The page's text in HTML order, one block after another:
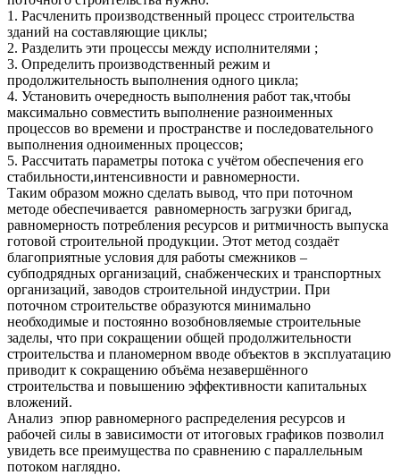
1. Расчленить производственный процесс строительства
зданий на составляющие циклы;
2. Разделить эти процессы между исполнителями ;
3. Определить производственный режим и
продолжительность выполнения одного цикла;
4. Установить очередность выполнения работ так,чтобы
максимально совместить выполнение разноименных
процессов во времени и пространстве и последовательного
выполнения одноименных процессов;
5. Рассчитать параметры потока с учётом обеспечения его
стабильности,интенсивности и равномерности.
Таким образом можно сделать вывод, что при поточном
методе обеспечивается равномерность загрузки бригад,
равномерность потребления ресурсов и ритмичность выпуска
готовой строительной продукции. Этот метод создаёт
благоприятные условия для работы смежников –
субподрядных организаций, снабженческих и транспортных
организаций, заводов строительной индустрии. При
поточном строительстве образуются минимально
необходимые и постоянно возобновляемые строительные
заделы, что при сокращении общей продолжительности
строительства и планомерном вводе объектов в эксплуатацию
приводит к сокращению объёма незавершённого
строительства и повышению эффективности капитальных
вложений.
Анализ эпюр равномерного распределения ресурсов и
рабочей силы в зависимости от итоговых графиков позволил
увидеть все преимущества по сравнению с параллельным
потоком наглядно.